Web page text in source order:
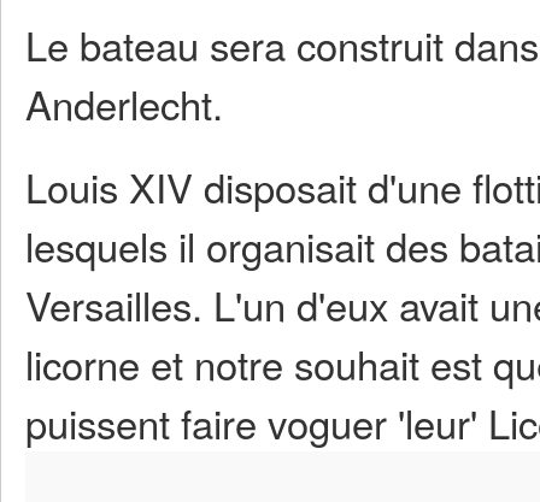
Le bateau sera construit
Anderlecht.
Louis XIV disposait d'une
lesquels il organisait des
Versailles. L'un d'eux avait
licorne et notre souhait est
puissent faire voguer 'leur'